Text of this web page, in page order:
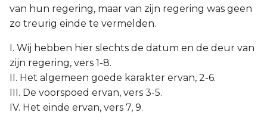
Openbaring
van hun regering, maar van zijn regering was geen
zo treurig einde te vermelden.
I. Wij hebben hier slechts de datum en de deur van
zijn regering, vers 1-8.
II. Het algemeen goede karakter ervan, 2-6.
III. De voorspoed ervan, vers 3-5.
IV. Het einde ervan, vers 7, 9.